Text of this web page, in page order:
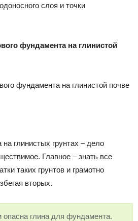
слоя и точки
фундамента на глинистой
глинистых грунтах – дело
Главное – знать все
таких грунтов и грамотно
вторых.
опасна глина для фундамента.